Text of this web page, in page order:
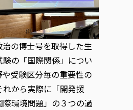
の博士号を取得した生
の「国際関係」につい
受験区分毎の重要性の
から実際に「開発援
環境問題」の３つの過